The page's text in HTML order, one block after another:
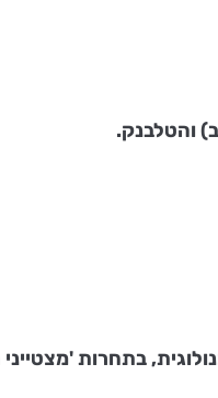
והטלבנק.
בתחרות 'מצטייני